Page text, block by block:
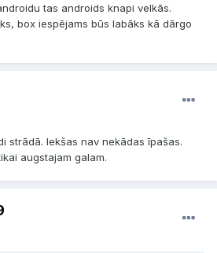
tas androids knapi velkās.
box iespējams būs labāks kā dārgo
strādā. Iekšas nav nekādas īpašas.
augstajam galam.